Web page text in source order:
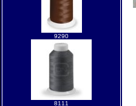
9290
8111